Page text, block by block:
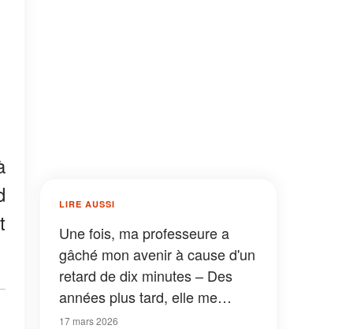
LIRE AUSSI
Une fois, ma professeure a
gâché mon avenir à cause d'un
retard de dix minutes – Des
années plus tard, elle me
suppliait de contourner les
17 mars 2026